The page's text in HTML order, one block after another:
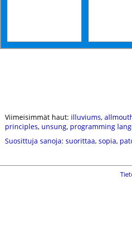
Viimeisimmät haut: illuviums,
principles, unsung, programming
Suosittuja sanoja: suorittaa, sopia,